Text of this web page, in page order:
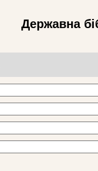
Державна